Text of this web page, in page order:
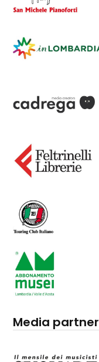
Media partner